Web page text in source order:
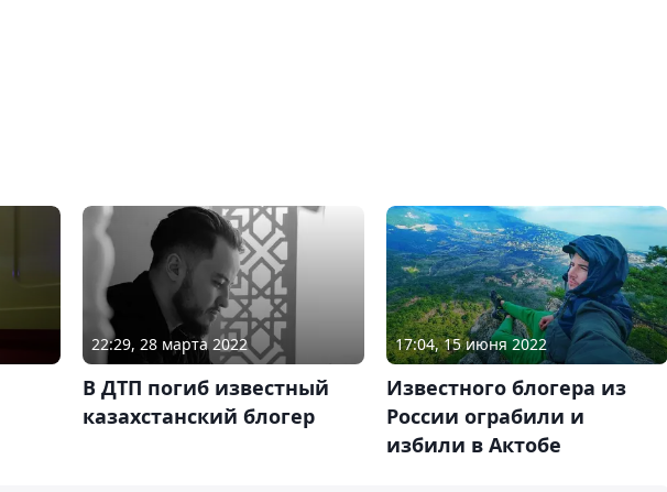
22:29, 28 марта 2022
В ДТП погиб известный
казахстанский блогер
17:04, 15 июня 2022
Известного блогера из
России ограбили и
избили в Актобе